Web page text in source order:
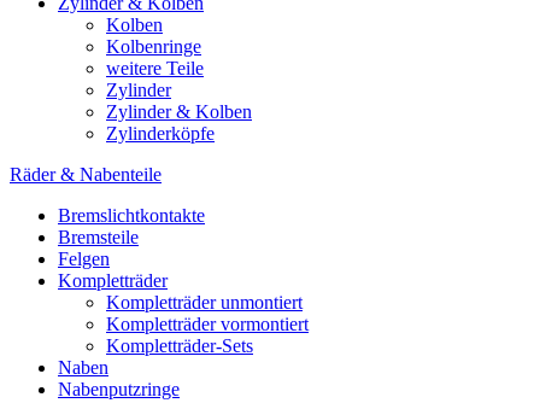
Kolben
Kolbenringe
weitere Teile
Zylinder
Zylinder & Kolben
Zylinderköpfe
Räder & Nabenteile
Bremslichtkontakte
Bremsteile
Felgen
Kompletträder
Kompletträder unmontiert
Kompletträder vormontiert
Kompletträder-Sets
Naben
Nabenputzringe